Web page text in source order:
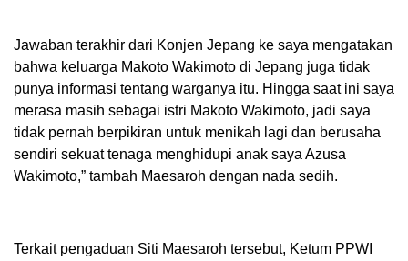
Jawaban terakhir dari Konjen Jepang ke saya mengatakan
bahwa keluarga Makoto Wakimoto di Jepang juga tidak
punya informasi tentang warganya itu. Hingga saat ini saya
merasa masih sebagai istri Makoto Wakimoto, jadi saya
tidak pernah berpikiran untuk menikah lagi dan berusaha
sendiri sekuat tenaga menghidupi anak saya Azusa
Wakimoto,” tambah Maesaroh dengan nada sedih.
Terkait pengaduan Siti Maesaroh tersebut, Ketum PPWI